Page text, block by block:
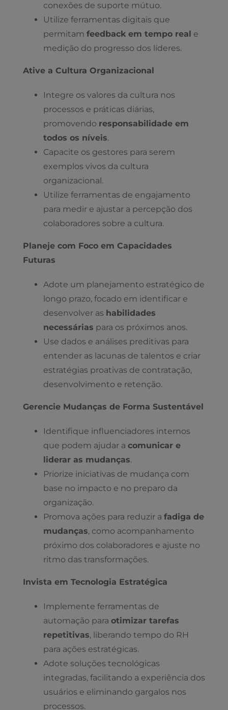
conexões de suporte mútuo.
Utilize ferramentas digitais que
permitam feedback em tempo real e
medição do progresso dos líderes.
Ative a Cultura Organizacional
Integre os valores da cultura nos
processos e práticas diárias,
promovendo responsabilidade em
todos os níveis.
Capacite os gestores para serem
exemplos vivos da cultura
organizacional.
Utilize ferramentas de engajamento
para medir e ajustar a percepção dos
colaboradores sobre a cultura.
Planeje com Foco em Capacidades
Futuras
Adote um planejamento estratégico de
longo prazo, focado em identificar e
desenvolver as habilidades
necessárias para os próximos anos.
Use dados e análises preditivas para
entender as lacunas de talentos e criar
estratégias proativas de contratação,
desenvolvimento e retenção.
Gerencie Mudanças de Forma Sustentável
Identifique influenciadores internos
que podem ajudar a comunicar e
liderar as mudanças.
Priorize iniciativas de mudança com
base no impacto e no preparo da
organização.
Promova ações para reduzir a fadiga de
mudanças, como acompanhamento
próximo dos colaboradores e ajuste no
ritmo das transformações.
Invista em Tecnologia Estratégica
Implemente ferramentas de
automação para otimizar tarefas
repetitivas, liberando tempo do RH
para ações estratégicas.
Adote soluções tecnológicas
integradas, facilitando a experiência dos
usuários e eliminando gargalos nos
processos.